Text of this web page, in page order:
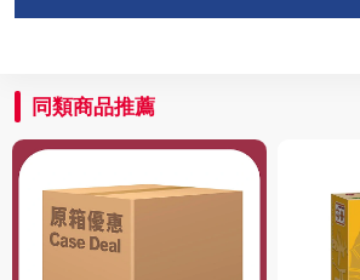
同類商品推薦